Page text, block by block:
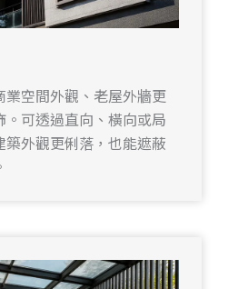
業空間外觀、老屋外牆更
可透過直向、橫向或局
築外觀更俐落，也能遮蔽